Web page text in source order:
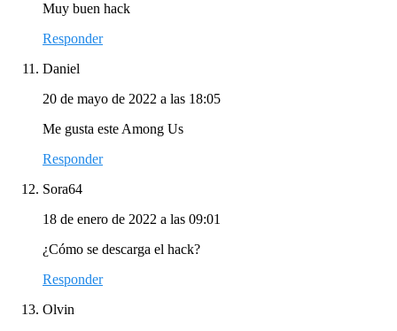
Muy buen hack
Responder
Daniel
20 de mayo de 2022 a las 18:05
Me gusta este Among Us
Responder
Sora64
18 de enero de 2022 a las 09:01
¿Cómo se descarga el hack?
Responder
Olvin